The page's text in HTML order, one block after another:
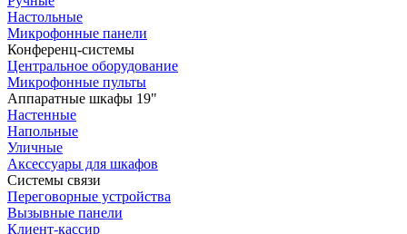
Настольные
Микрофонные панели
Конференц-системы
Центральное оборудование
Микрофонные пульты
Аппаратные шкафы 19"
Настенные
Напольные
Уличные
Аксессуары для шкафов
Системы связи
Переговорные устройства
Вызывные панели
Клиент-кассир